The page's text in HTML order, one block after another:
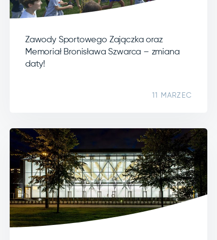
Zawody Sportowego Zajączka oraz
Memoriał Bronisława Szwarca – zmiana
daty!
11 MARZEC